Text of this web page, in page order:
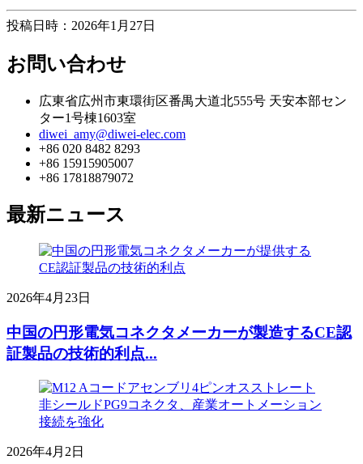
投稿日時：2026年1月27日
お問い合わせ
広東省広州市東環街区番禺大道北555号 天安本部セン
ター1号棟1603室
diwei_amy@diwei-elec.com
+86 020 8482 8293
+86 15915905007
+86 17818879072
最新ニュース
2026年4月23日
中国の円形電気コネクタメーカーが製造するCE認
証製品の技術的利点...
2026年4月2日